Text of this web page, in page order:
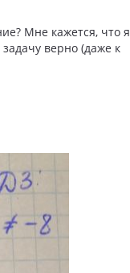
Мне кажется, что я
верно (даже к